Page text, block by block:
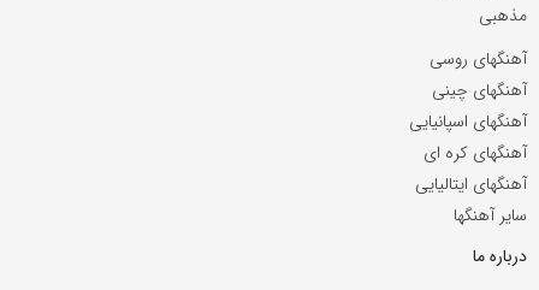
مذهبی
آهنگهای روسی
آهنگهای چینی
آهنگهای اسپانیایی
آهنگهای کره ای
آهنگهای ایتالیایی
سایر آهنگها
درباره ما